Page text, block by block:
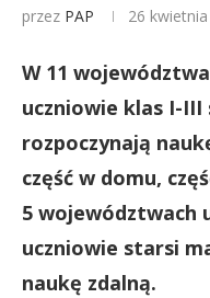
przez PAP 26 kwietnia
W 11
uczniowie klas I-III
rozpoczynają
część w domu,
5 województwach
uczniowie starsi
naukę zdalną.